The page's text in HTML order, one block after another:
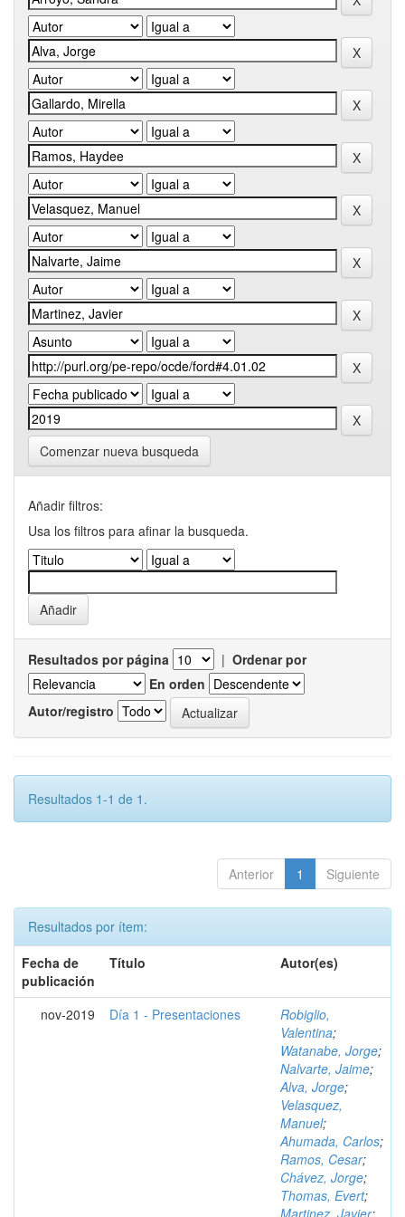
Comenzar nueva busqueda
Añadir filtros:
Usa los filtros para afinar la busqueda.
Resultados por página | Ordenar por
En orden
Autor/registro
Resultados 1-1 de 1.
Anterior 1 Siguiente
Resultados por ítem:
Fecha de
publicación
Título Autor(es)
nov-2019 Día 1 - Presentaciones
Robiglio,
Valentina;
Watanabe, Jorge;
Nalvarte, Jaime;
Alva, Jorge;
Velasquez,
Manuel;
Ahumada, Carlos;
Ramos, Cesar;
Chávez, Jorge;
Thomas, Evert;
Martinez, Javier;